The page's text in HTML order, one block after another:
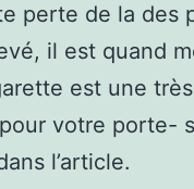
perte de la des
il est quand
est une
votre porte-
l’article.